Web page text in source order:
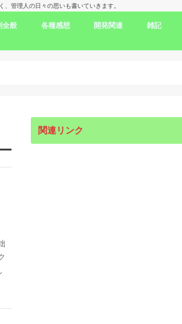
管理人の日々の思いも書いていきます。
全般
想文リンク
見た人のドラマ出演情報
な舞台！
各種感想
劇評
書評
映画評
旅行記
開発関連
開発言語
iPhone/Mac
WordPress
Ubuntu
集合知/人工知能
雑記
日本
アメリカ
韓国
中国
関連リンク